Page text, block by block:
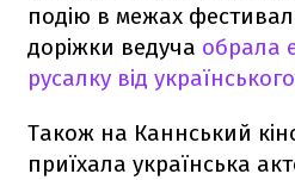
подію в межах
доріжки ведуча обрала
русалку від
Також на Каннський
приїхала українська